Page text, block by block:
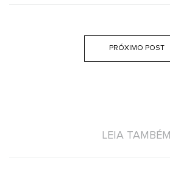
PRÓXIMO POST
LEIA TAMBÉM